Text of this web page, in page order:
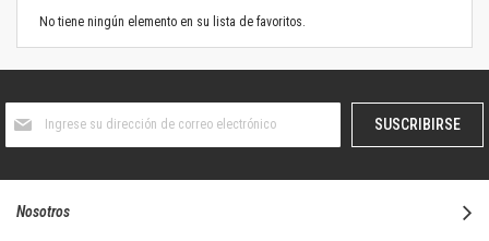
No tiene ningún elemento en su lista de favoritos.
boletín
SUSCRIBIRSE
Nosotros